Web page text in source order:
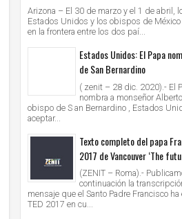
Arizona – El 30 de marzo y el 1 de abril,
Estados Unidos y los obispos de México
en la frontera entre los dos paí...
Estados Unidos: El Papa
de San Bernardino
( zenit – 28 dic. 2020).- El
nombra a monseñor
obispo de S an Bernardino , Estados
aceptar...
Texto completo del papa
2017 de Vancouver ‘The
(ZENIT – Roma).-
continuación la
mensaje que el Santo Padre Francisco ha
TED 2017 en cu...